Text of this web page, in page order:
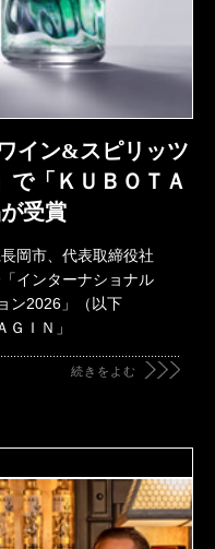
イン&スピリッツ
で「ＫＵＢＯＴＡ
受賞
岡市、代表取締役社
インターナショナル
ン2026」（以下
ＩＮ」
続きをよむ